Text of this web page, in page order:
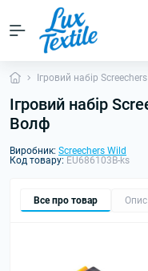
Ігровий набір
Ігровий набір
Волф
Виробник: Screechers Wild
Код товару: EU686103B-ks
Все про товар Опис